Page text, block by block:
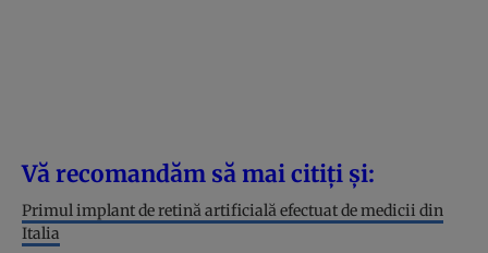
Vă recomandăm să mai citiți și:
Primul implant de retină artificială efectuat de medicii din
Italia